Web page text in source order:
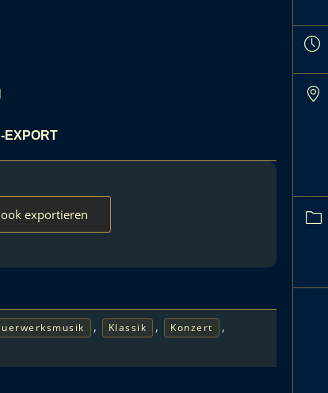
EXPORT
exportieren
, Klassik , Konzert ,